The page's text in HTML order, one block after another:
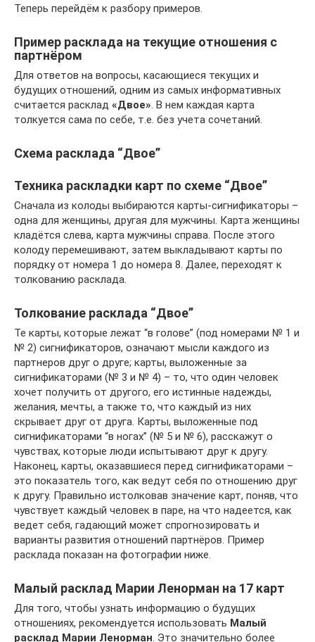
Теперь перейдём к разбору примеров.
Пример расклада на текущие отношения с
партнёром
Для ответов на вопросы, касающиеся текущих и
будущих отношений, одним из самых информативных
считается расклад «Двое». В нем каждая карта
толкуется сама по себе, т.е. без учета сочетаний.
Схема расклада “Двое”
Техника раскладки карт по схеме “Двое”
Сначала из колоды выбираются карты-сигнификаторы –
одна для женщины, другая для мужчины. Карта женщины
кладётся слева, карта мужчины справа. После этого
колоду перемешивают, затем выкладывают карты по
порядку от номера 1 до номера 8. Далее, переходят к
толкованию расклада.
Толкование расклада “Двое”
Те карты, которые лежат “в голове” (под номерами № 1 и
№ 2) сигнификаторов, означают мысли каждого из
партнеров друг о друге; карты, выложенные за
сигнификаторами (№ 3 и № 4) – то, что один человек
хочет получить от другого, его истинные надежды,
желания, мечты, а также то, что каждый из них
скрывает друг от друга. Карты, выложенные под
сигнификаторами “в ногах” (№ 5 и № 6), расскажут о
чувствах, которые люди испытывают друг к другу.
Наконец, карты, оказавшиеся перед сигнификаторами –
это показатель того, как ведут себя по отношению друг
к другу. Правильно истолковав значение карт, поняв, что
чувствует каждый человек в паре, на что надеется, как
ведет себя, гадающий может спрогнозировать и
варианты развития отношений партнёров. Пример
расклада показан на фотографии ниже.
Малый расклад Марии Ленорман на 17 карт
Для того, чтобы узнать информацию о будущих
отношениях, рекомендуется использовать Малый
расклад Марии Ленорман. Это значительно более